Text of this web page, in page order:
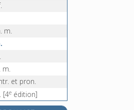
m.
m.
et pron.
[4e édition]